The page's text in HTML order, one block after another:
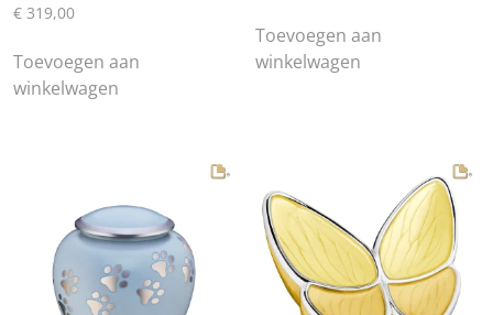
€ 319,00
Toevoegen aan
winkelwagen
Toevoegen aan
winkelwagen